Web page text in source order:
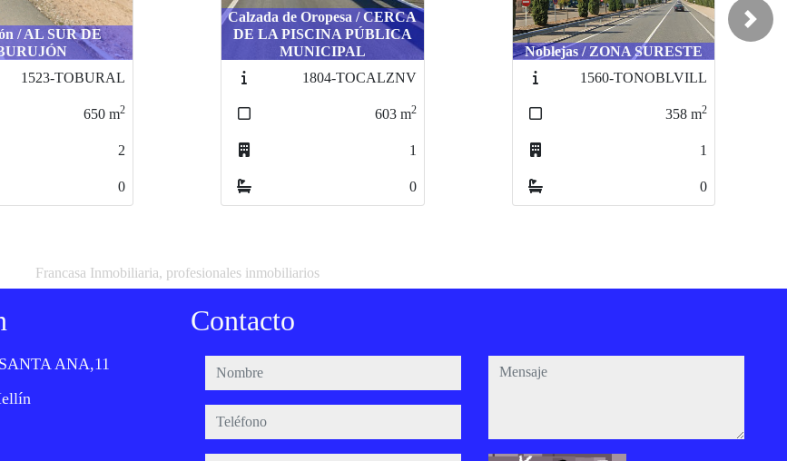
Oropesa / CERCA
PÚBLICA
1804-TOCALZNV
603m2
1
0
Noblejas / ZONA SURESTE
1560-TONOBLVILL
358 m2
1
0
Quintanar de la Orden /
CERCA DE LA PLAZUELA
DE SAN ANTÓN
2098-TOQUINMO
1068m2
0
0
Next
Francasa Inmobiliaria, profesionales inmobiliarios
ANA,11
Contacto
nombre
teléfono
mensaje